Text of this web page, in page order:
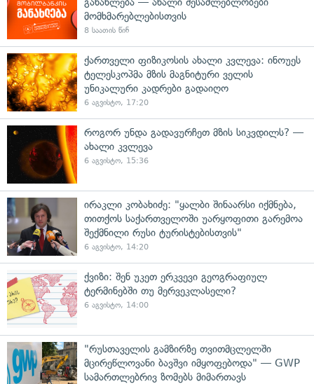
მომხმარებლებისთვის
8 საათის წინ
ქართველი ფიზიკოსის ახალი კვლევა: ინოუეს
ტელესკოპმა მზის მაგნიტური ველის
უნიკალური კადრები გადაიღო
6 აგვისტო, 17:20
როგორ უნდა გადავურჩეთ მზის სიკვდილს? —
ახალი კვლევა
6 აგვისტო, 15:36
ირაკლი კობახიძე: "ყალბი შინაარსი იქმნება,
თითქოს საქართველოში უარყოფითი გარემოა
შექმნილი რუსი ტურისტებისთვის"
6 აგვისტო, 14:20
ქვიზი: შენ უკეთ ერკვევი გეოგრაფიულ
ტერმინებში თუ მერვეკლასელი?
6 აგვისტო, 14:00
"რუსთაველის გამზირზე თვითმცლელში
მცირეწლოვანი ბავშვი იმყოფებოდა" — GWP
სამართლებრივ ზომებს მიმართავს